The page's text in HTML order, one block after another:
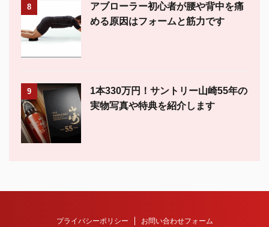
8
アブローラー初心者が腰や背中を痛
める原因はフォームと筋力です
9
1本330万円！サントリー山崎55年の
実物写真や特典を紹介します
プライバシーポリシー お問い合わせフォーム